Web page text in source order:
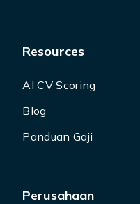
Resources
AI CV Scoring
Blog
Panduan Gaji
Perusahaan